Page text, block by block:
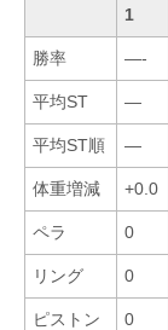
1
勝率 —-
平均ST —
平均ST順 —
体重増減 +0.0
ペラ 0
リング 0
ピストン 0